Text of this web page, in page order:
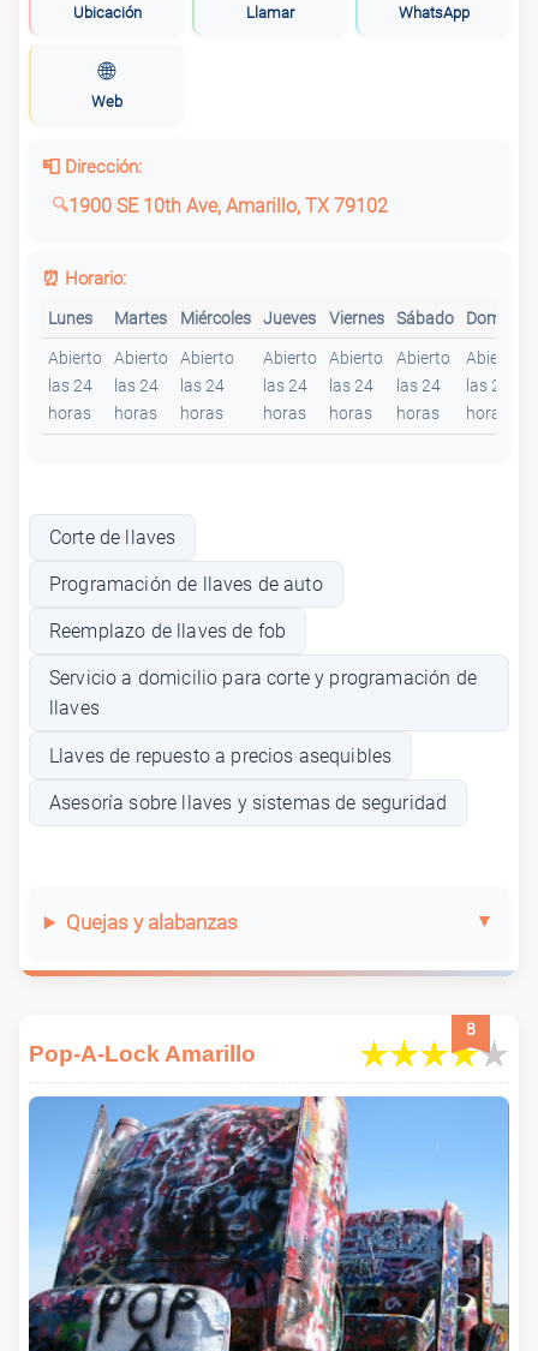
Ubicación Llamar WhatsApp
🌐
Web
📮 Dirección:
1900 SE 10th Ave, Amarillo, TX 79102
⏰ Horario:
Lunes Martes Miércoles Jueves Viernes Sábado Domingo
Abierto
las 24
horas
Abierto
las 24
horas
Abierto
las 24
horas
Abierto
las 24
horas
Abierto
las 24
horas
Abierto
las 24
horas
Abierto
las 24
horas
Corte de llaves
Programación de llaves de auto
Reemplazo de llaves de fob
Servicio a domicilio para corte y programación de
llaves
Llaves de repuesto a precios asequibles
Asesoría sobre llaves y sistemas de seguridad
Quejas y alabanzas
8
Pop-A-Lock Amarillo